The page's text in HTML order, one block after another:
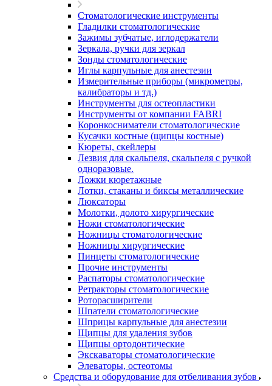
Стоматологические инструменты
Гладилки стоматологические
Зажимы зубчатые, иглодержатели
Зеркала, ручки для зеркал
Зонды стоматологические
Иглы карпульные для анестезии
Измерительные приборы (микрометры,
калибраторы и тд.)
Инструменты для остеопластики
Инструменты от компании FABRI
Коронкосниматели стоматологические
Кусачки костные (щипцы костные)
Кюреты, скейлеры
Лезвия для скальпеля, скальпеля с ручкой
одноразовые.
Ложки кюретажные
Лотки, стаканы и биксы металлические
Люксаторы
Молотки, долото хирургические
Ножи стоматологические
Ножницы стоматологические
Ножницы хирургические
Пинцеты стоматологические
Прочие инструменты
Распаторы стоматологические
Ретракторы стоматологические
Роторасширители
Шпатели стоматологические
Шприцы карпульные для анестезии
Щипцы для удаления зубов
Щипцы ортодонтические
Экскаваторы стоматологические
Элеваторы, остеотомы
Средства и оборудование для отбеливания зубов